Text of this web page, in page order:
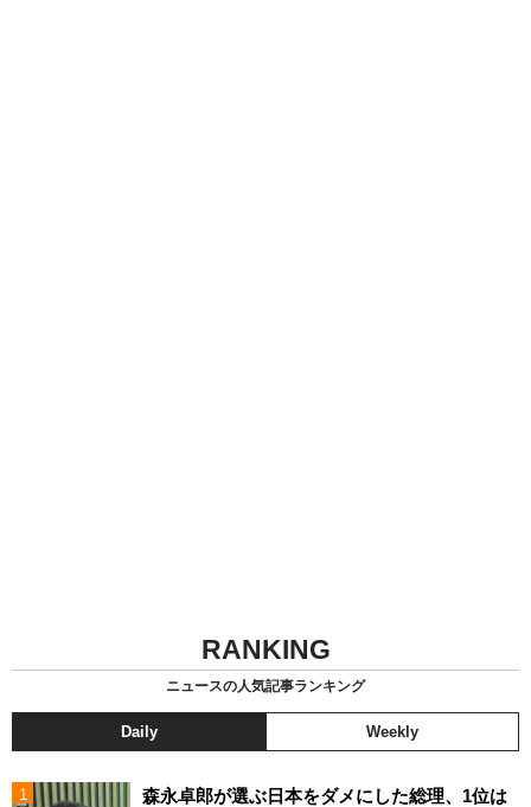
RANKING
ニュースの人気記事ランキング
Daily Weekly
森永卓郎が選ぶ日本をダメにした総理、1位は